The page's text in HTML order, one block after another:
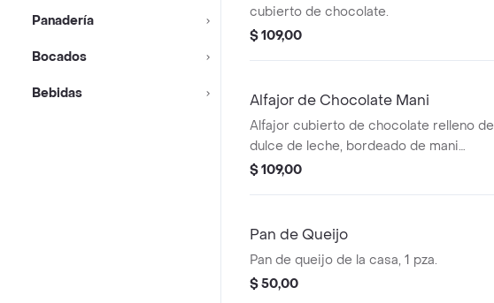
Panadería
Bocados
Bebidas
cubierto de chocolate.
$ 109,00
Alfajor de Chocolate Mani
Alfajor cubierto de chocolate relleno de
dulce de leche, bordeado de mani
tostado.
$ 109,00
Pan de Queijo
Pan de queijo de la casa, 1 pza.
$ 50,00